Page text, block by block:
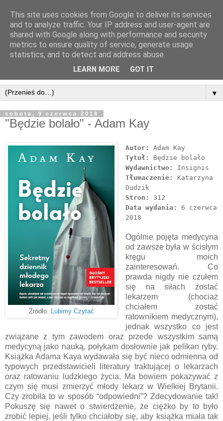
▼
sobota, 9 czerwca 2018
"Będzie bolało" - Adam Kay
Źródło: Lubimy Czytać
Autor: Adam Kay
Tytuł:
Będzie bolało
Wydawnictwo:
Insignis
Tłumaczenie:
Katarzyna
Dudzik
Stron:
312
Data wydania:
6 czerwca
2018
Ogólnie pojęta medycyna
od zawsze była w ścisłym
kręgu moich
zainteresowań. Co
prawda nigdy nie czułem
się na siłach zostać
lekarzem (chociaż
chciałem zostać
ratownikiem medycznym),
jednak wszystko co jest
związane z tym zawodem oraz przede wszystkim samą
medycyną jako nauką, połykam dosłownie jak pelikan ryby.
Książka Adama Kaya wydawała się być nieco odmienna od
typowych przedstawicieli literatury traktującej o lekarzach
oraz ratowaniu ludzkiego życia. Ma bowiem pokazywać z
czym się musi zmierzyć młody lekarz w Wielkiej Brytanii.
Czy zrobiła to w sposób “odpowiedni”? Zdecydowanie tak!
Pokuszę się nawet o stwierdzenie, że ciężko by to było
zrobić lepiej, jeśli tylko chciałoby się, aby książka miała tak
This site uses cookies from Google to deliver its services
and to analyze traffic. Your IP address and user-agent are
shared with Google along with performance and security
metrics to ensure quality of service, generate usage
statistics, and to detect and address abuse.
LEARN MORE GOT IT